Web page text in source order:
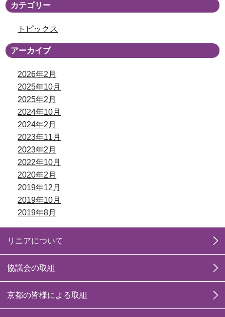
カテゴリー
トピックス
アーカイブ
2026年2月
2025年10月
2025年2月
2024年10月
2024年2月
2023年11月
2023年2月
2022年10月
2020年2月
2019年12月
2019年10月
2019年8月
リニアについて
協議会の取組
京都の皆様による取組